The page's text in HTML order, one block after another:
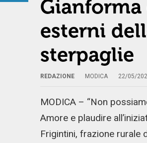
esterni
sterpaglie
REDAZIONE MODICA 22/05/
MODICA – “Non
Amore e plaudire
Frigintini, frazione rurale